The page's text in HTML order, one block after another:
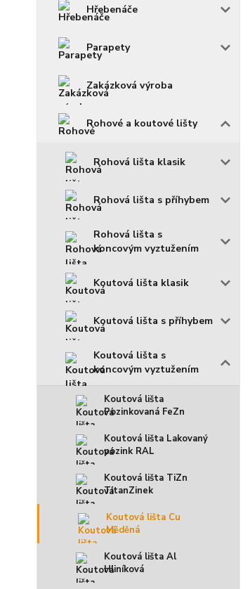
Hřebenáče
Parapety
Zakázková výroba
Rohové a koutové lišty
Rohová lišta klasik
Rohová lišta s příhybem
Rohová lišta s
koncovým vyztužením
Koutová lišta klasik
Koutová lišta s příhybem
Koutová lišta s
koncovým vyztužením
Koutová lišta
Pozinkovaná FeZn
Koutová lišta Lakovaný
pozink RAL
Koutová lišta TiZn
TitanZinek
Koutová lišta Cu
Měděná
Koutová lišta Al
Hliníková